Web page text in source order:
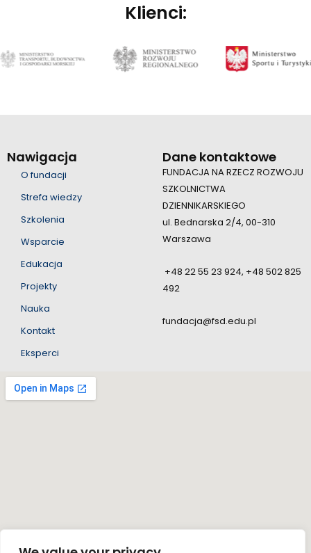
Klienci:
Nawigacja
O fundacji
Strefa wiedzy
Szkolenia
Wsparcie
Edukacja
Projekty
Nauka
Kontakt
Eksperci
Dane kontaktowe
FUNDACJA NA RZECZ ROZWOJU
SZKOLNICTWA
DZIENNIKARSKIEGO
ul. Bednarska 2/4, 00-310
Warszawa
+48 22 55 23 924, +48 502 825
492
fundacja@fsd.edu.pl